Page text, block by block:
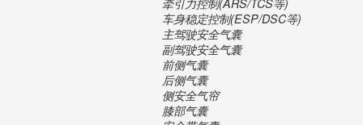
车身稳定控制(ESP/DSC等)
主驾驶安全气囊
副驾驶安全气囊
前侧气囊
后侧气囊
侧安全气帘
膝部气囊